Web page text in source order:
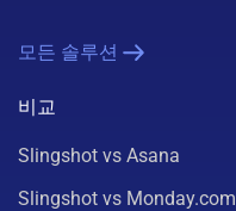
모든 솔루션
비교
Slingshot vs Asana
Slingshot vs Monday.com